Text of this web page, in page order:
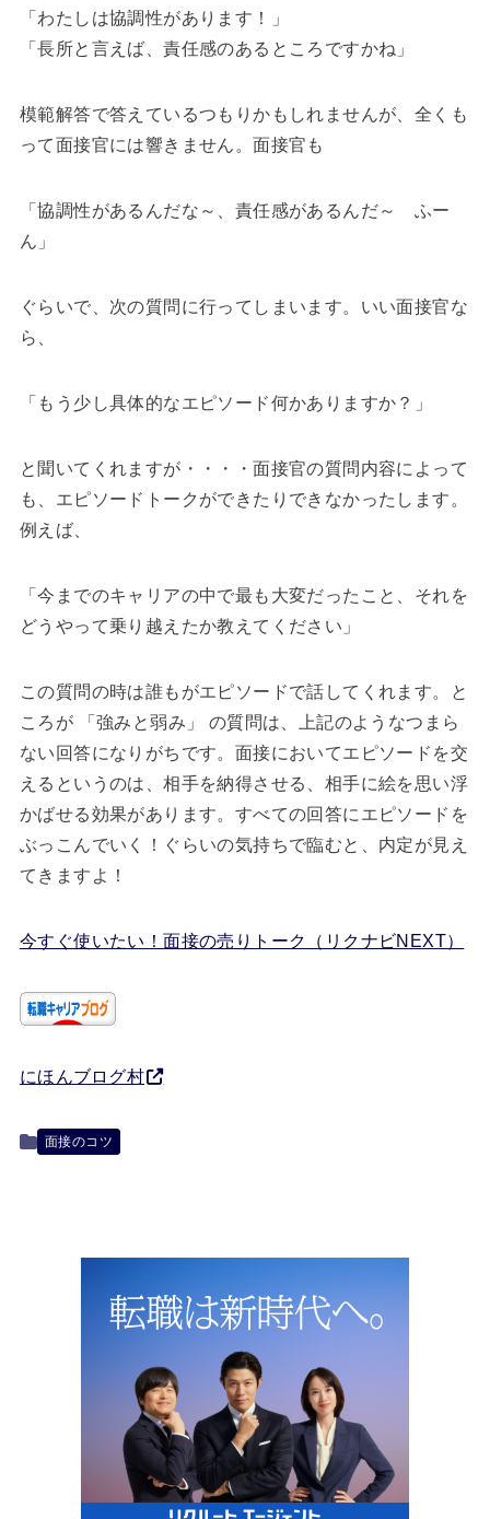
「わたしは協調性があります！」
「長所と言えば、責任感のあるところですかね」
模範解答で答えているつもりかもしれませんが、全くも
って面接官には響きません。面接官も
「協調性があるんだな～、責任感があるんだ～ ふー
ん」
ぐらいで、次の質問に行ってしまいます。いい面接官な
ら、
「もう少し具体的なエピソード何かありますか？」
と聞いてくれますが・・・・面接官の質問内容によって
も、エピソードトークができたりできなかったします。
例えば、
「今までのキャリアの中で最も大変だったこと、それを
どうやって乗り越えたか教えてください」
この質問の時は誰もがエピソードで話してくれます。と
ころが 「強みと弱み」 の質問は、上記のようなつまら
ない回答になりがちです。面接においてエピソードを交
えるというのは、相手を納得させる、相手に絵を思い浮
かばせる効果があります。すべての回答にエピソードを
ぶっこんでいく！ぐらいの気持ちで臨むと、内定が見え
てきますよ！
今すぐ使いたい！面接の売りトーク（リクナビNEXT）
にほんブログ村
面接のコツ